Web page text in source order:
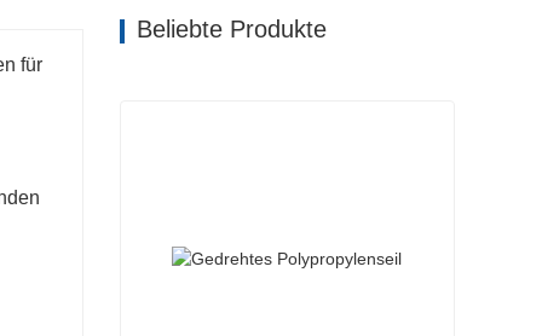
für
Beliebte Produkte